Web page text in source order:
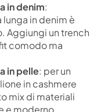
in denim:
lunga in denim è
Aggiungi un trench
comodo ma
in pelle: per un
in cashmere
mix di materiali